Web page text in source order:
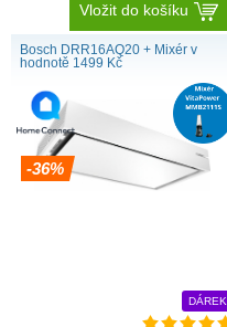
Vložit do košíku
Bosch DRR16AQ20 + Mixér v
hodnotě 1499 Kč
-36%
DÁREK